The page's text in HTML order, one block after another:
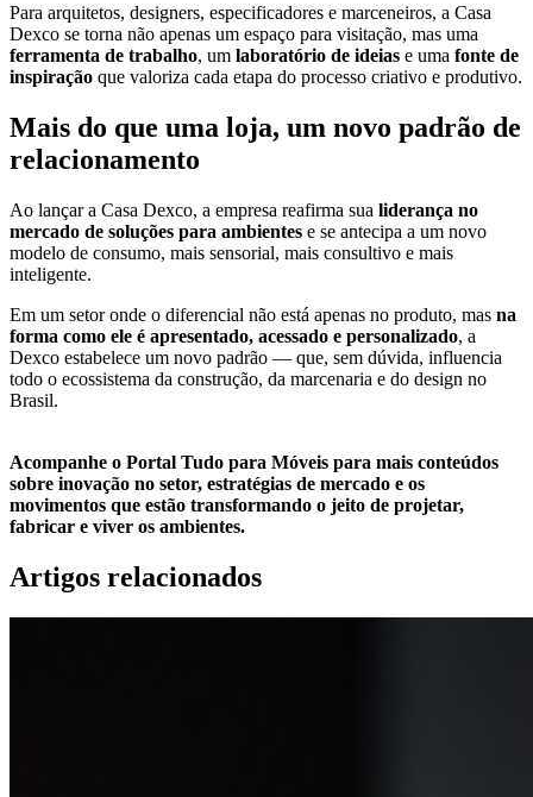
Para arquitetos, designers, especificadores e marceneiros, a Casa
Dexco se torna não apenas um espaço para visitação, mas uma
ferramenta de trabalho, um laboratório de ideias e uma fonte de
inspiração que valoriza cada etapa do processo criativo e produtivo.
Mais do que uma loja, um novo padrão de
relacionamento
Ao lançar a Casa Dexco, a empresa reafirma sua liderança no
mercado de soluções para ambientes e se antecipa a um novo
modelo de consumo, mais sensorial, mais consultivo e mais
inteligente.
Em um setor onde o diferencial não está apenas no produto, mas na
forma como ele é apresentado, acessado e personalizado, a
Dexco estabelece um novo padrão — que, sem dúvida, influencia
todo o ecossistema da construção, da marcenaria e do design no
Brasil.
Acompanhe o Portal Tudo para Móveis para mais conteúdos
sobre inovação no setor, estratégias de mercado e os
movimentos que estão transformando o jeito de projetar,
fabricar e viver os ambientes.
Artigos relacionados